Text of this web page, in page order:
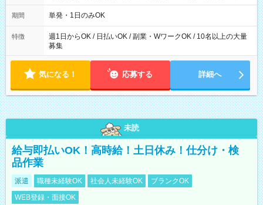
勤務 勤務：月・水・金 休み：火・木・土・日 好きな時にお仕事
可能です！ ※1日あたりの最大実働時間は日勤、夜勤共に勤務し
期間 単発・1日のみOK
特徴
週1日からOK / 日払いOK / 副業・WワークOK / 10名以上の大量
募集
気になる！ 応募する 詳細へ
未読
給与即払いOK！高時給！土日休み！仕分け・検
品作業
派遣 職種未経験OK 社会人未経験OK
ブランクOK
WEB登録・面接OK